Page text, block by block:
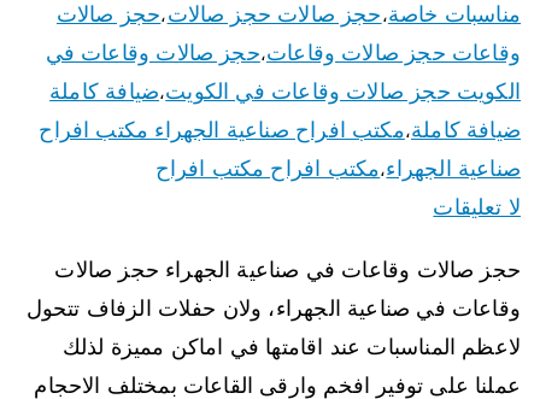
مناسبات خاصة،حجز صالات حجز صالات،حجز صالات
وقاعات حجز صالات وقاعات،حجز صالات وقاعات في
الكويت حجز صالات وقاعات في الكويت،ضيافة كاملة
ضيافة كاملة،مكتب افراح صناعية الجهراء مكتب افراح
صناعية الجهراء،مكتب افراح مكتب افراح
لا تعليقات
حجز صالات وقاعات في صناعية الجهراء حجز صالات
وقاعات في صناعية الجهراء، ولان حفلات الزفاف تتحول
لاعظم المناسبات عند اقامتها في اماكن مميزة لذلك
عملنا على توفير افخم وارقى القاعات بمختلف الاحجام